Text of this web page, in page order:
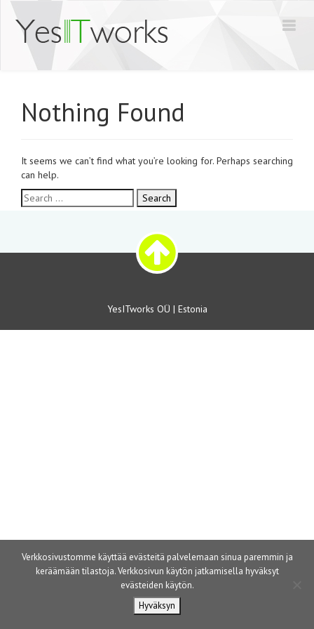
Nothing Found
It seems we can’t find what you’re looking for. Perhaps searching
can help.
YesITworks OÜ | Estonia
Verkkosivustomme käyttää evästeitä palvelemaan sinua paremmin ja
keräämään tilastoja. Verkkosivun käytön jatkamisella hyväksyt
evästeiden käytön.
Hyväksyn